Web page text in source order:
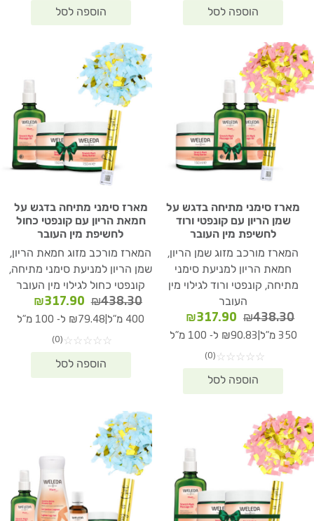
מארז סימני מתיחה בדגש על
שמן הריון עם קונפטי ורוד
לחשיפת מין העובר
המארז מורכב מזוג שמן הריון,
חמאת הריון למניעת סימני
מתיחה, קונפטי ורוד לגילוי מין
העובר
₪438.30
המחיר
המקורי
₪438.30.
₪317.90
המחיר
הנוכחי
350 מ"ל ₪90.83 ל- 100 מ"ל
☆
☆
☆
☆
☆
(0)
מארז סימני מתיחה בדגש על
חמאת הריון עם קונפטי כחול
לחשיפת מין העובר
המארז מורכב מזוג חמאת הריון,
שמן הריון למניעת סימני מתיחה,
קונפטי כחול לגילוי מין העובר
₪438.30
המחיר
המקורי
₪438.30.
₪317.90
הנוכחי
400 מ"ל ₪79.48 ל- 100 מ"ל
☆
☆
☆
☆
☆
(0)